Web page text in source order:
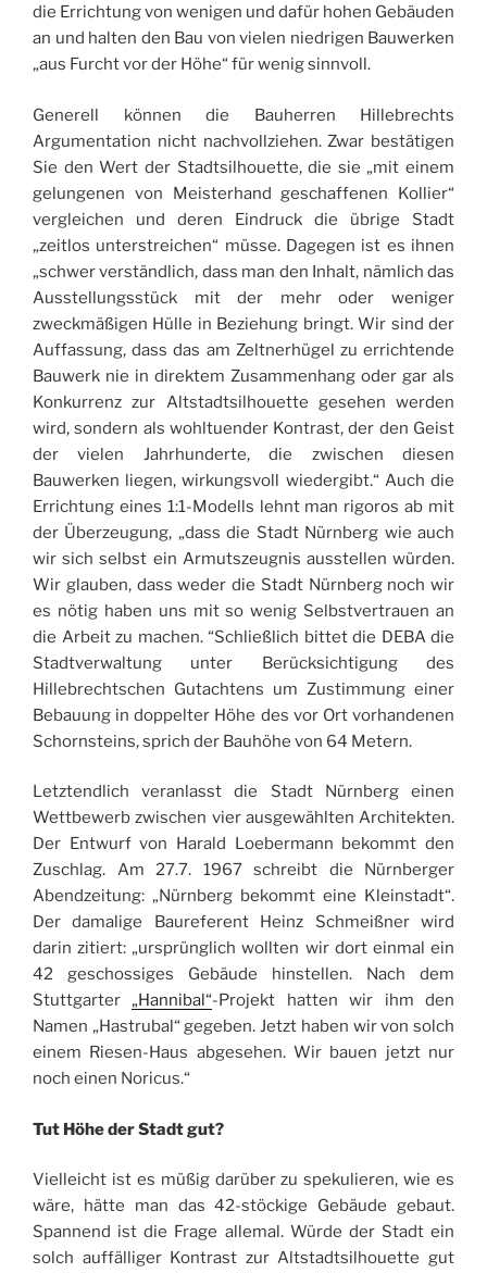
die Errichtung von wenigen und dafür hohen Gebäuden
an und halten den Bau von vielen niedrigen Bauwerken
„aus Furcht vor der Höhe“ für wenig sinnvoll.
Generell können die Bauherren Hillebrechts
Argumentation nicht nachvollziehen. Zwar bestätigen
Sie den Wert der Stadtsilhouette, die sie „mit einem
gelungenen von Meisterhand geschaffenen Kollier“
vergleichen und deren Eindruck die übrige Stadt
„zeitlos unterstreichen“ müsse. Dagegen ist es ihnen
„schwer verständlich, dass man den Inhalt, nämlich das
Ausstellungsstück mit der mehr oder weniger
zweckmäßigen Hülle in Beziehung bringt. Wir sind der
Auffassung, dass das am Zeltnerhügel zu errichtende
Bauwerk nie in direktem Zusammenhang oder gar als
Konkurrenz zur Altstadtsilhouette gesehen werden
wird, sondern als wohltuender Kontrast, der den Geist
der vielen Jahrhunderte, die zwischen diesen
Bauwerken liegen, wirkungsvoll wiedergibt.“ Auch die
Errichtung eines 1:1-Modells lehnt man rigoros ab mit
der Überzeugung, „dass die Stadt Nürnberg wie auch
wir sich selbst ein Armutszeugnis ausstellen würden.
Wir glauben, dass weder die Stadt Nürnberg noch wir
es nötig haben uns mit so wenig Selbstvertrauen an
die Arbeit zu machen. “Schließlich bittet die DEBA die
Stadtverwaltung unter Berücksichtigung des
Hillebrechtschen Gutachtens um Zustimmung einer
Bebauung in doppelter Höhe des vor Ort vorhandenen
Schornsteins, sprich der Bauhöhe von 64 Metern.
Letztendlich veranlasst die Stadt Nürnberg einen
Wettbewerb zwischen vier ausgewählten Architekten.
Der Entwurf von Harald Loebermann bekommt den
Zuschlag. Am 27.7. 1967 schreibt die Nürnberger
Abendzeitung: „Nürnberg bekommt eine Kleinstadt“.
Der damalige Baureferent Heinz Schmeißner wird
darin zitiert: „ursprünglich wollten wir dort einmal ein
42 geschossiges Gebäude hinstellen. Nach dem
Stuttgarter„Hannibal“-Projekt hatten wir ihm den
Namen „Hastrubal“ gegeben. Jetzt haben wir von solch
einem Riesen-Haus abgesehen. Wir bauen jetzt nur
noch einen Noricus.“
Tut Höhe der Stadt gut?
Vielleicht ist es müßig darüber zu spekulieren, wie es
wäre, hätte man das 42-stöckige Gebäude gebaut.
Spannend ist die Frage allemal. Würde der Stadt ein
solch auffälliger Kontrast zur Altstadtsilhouette gut